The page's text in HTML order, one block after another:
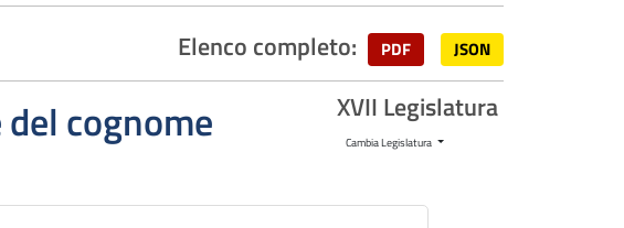
Elenco completo: PDF JSON
cognome XVII Legislatura
Cambia Legislatura